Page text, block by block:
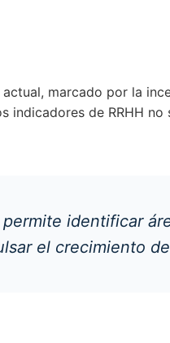
marcado por la
indicadores de RRHH
identificar
el crecimiento